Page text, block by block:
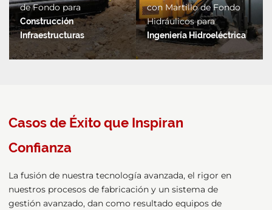
de Fondo para
Construcción
Infraestructuras
con Martillo de Fondo
Hidráulicos para
Ingeniería Hidroeléctrica
Casos de Éxito que Inspiran
Confianza
La fusión de nuestra tecnología avanzada, el rigor en
nuestros procesos de fabricación y un sistema de
gestión avanzado, dan como resultado equipos de